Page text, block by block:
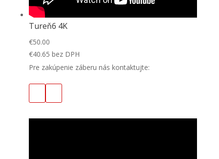
Tureň6 4K
€50.00
€40.65 bez DPH
Pre zakúpenie záberu nás kontaktujte: